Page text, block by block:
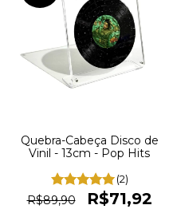
Quebra-Cabeça Disco de
Vinil - 13cm - Pop Hits
(2)
R$89,90 R$71,92